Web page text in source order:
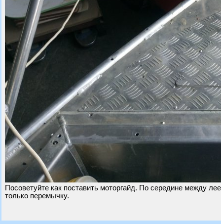
Посоветуйте как поставить моторгайд. По середине между
только перемычку.